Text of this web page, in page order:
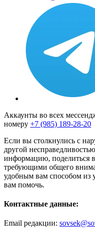
Аккаунты во всех
номеру +7 (985) 189-28-20
Если вы столкнулись с
другой
информацию, поделиться
требующими общего
удобным вам способом из
вам помочь.
Контактные данные:
Email редакции: